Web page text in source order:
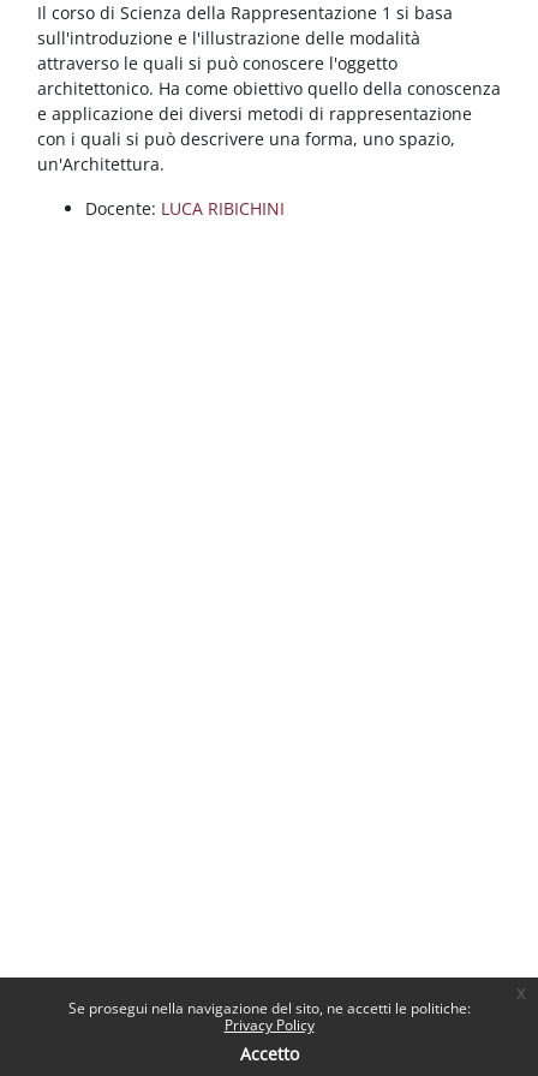
Vai al contenuto principale
Se prosegui nella navigazione del sito, ne accetti le politiche:
Privacy Policy
Accetto
x
Blocchi
Il corso di Scienza della Rappresentazione 1 si basa
sull'introduzione e l'illustrazione delle modalità
attraverso le quali si può conoscere l'oggetto
architettonico. Ha come obiettivo quello della conoscenza
e applicazione dei diversi metodi di rappresentazione
con i quali si può descrivere una forma, uno spazio,
un'Architettura.
Docente: LUCA RIBICHINI